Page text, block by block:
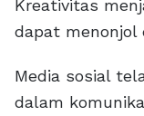
Kreativitas
dapat menonjol
Media sosial
dalam